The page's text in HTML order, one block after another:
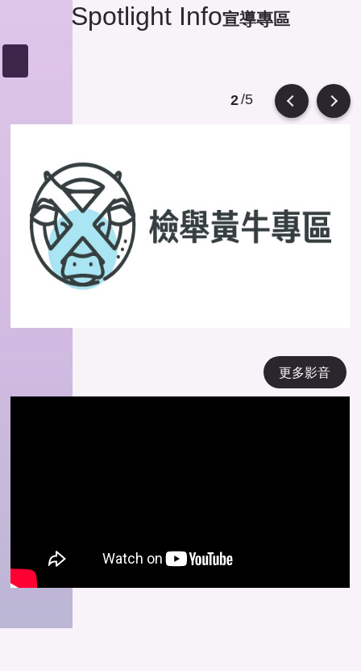
Spotlight Info宣導專區
2/5
更多影音